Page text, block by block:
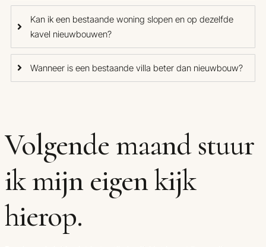
Kan ik een bestaande woning slopen en op dezelfde
kavel nieuwbouwen?
Wanneer is een bestaande villa beter dan nieuwbouw?
Volgende maand stuur
ik mijn eigen kijk
hierop.